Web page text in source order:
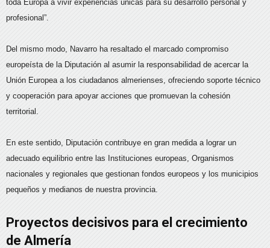
toda Europa a vivir experiencias únicas para su desarrollo personal y
profesional”.
Del mismo modo, Navarro ha resaltado el marcado compromiso
europeísta de la Diputación al asumir la responsabilidad de acercar la
Unión Europea a los ciudadanos almerienses, ofreciendo soporte técnico
y cooperación para apoyar acciones que promuevan la cohesión
territorial.
En este sentido, Diputación contribuye en gran medida a lograr un
adecuado equilibrio entre las Instituciones europeas, Organismos
nacionales y regionales que gestionan fondos europeos y los municipios
pequeños y medianos de nuestra provincia.
Proyectos decisivos para el crecimiento
de Almería